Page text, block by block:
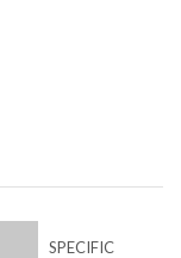
SPECIFIC